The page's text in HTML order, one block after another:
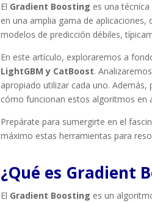
El Gradient Boosting es una
en una amplia gama de aplicaciones,
modelos de predicción débiles,
En este artículo, exploraremos a
LightGBM y CatBoost.
apropiado utilizar cada uno.
cómo funcionan estos algoritmos en
Prepárate para sumergirte en el
máximo estas herramientas para
¿Qué es Gradient
El Gradient Boosting es un